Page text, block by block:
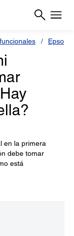
Epson
en la primera
debe tomar
está